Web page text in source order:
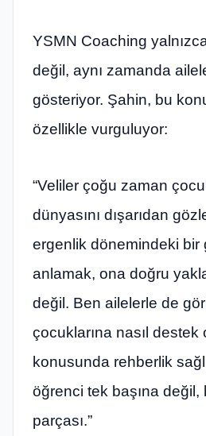
YSMN Coaching
değil, aynı zamanda
gösteriyor. Şahin, bu
özellikle vurguluyor:
“Veliler çoğu zaman
dünyasını dışarıdan
ergenlik dönemindeki bir
anlamak, ona doğru
değil. Ben ailelerle de
çocuklarına nasıl destek
konusunda rehberlik
öğrenci tek başına değil,
parçası.”